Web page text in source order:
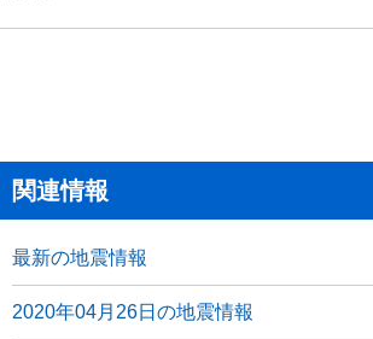
関連情報
最新の地震情報
2020年04月26日の地震情報